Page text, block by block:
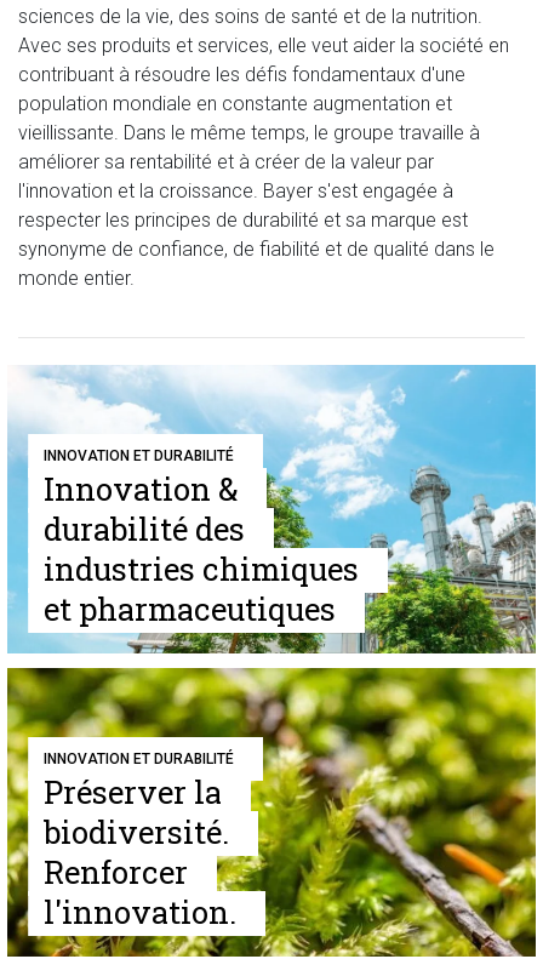
sciences de la vie, des soins de santé et de la nutrition.
Avec ses produits et services, elle veut aider la société en
contribuant à résoudre les défis fondamentaux d'une
population mondiale en constante augmentation et
vieillissante. Dans le même temps, le groupe travaille à
améliorer sa rentabilité et à créer de la valeur par
l'innovation et la croissance. Bayer s'est engagée à
respecter les principes de durabilité et sa marque est
synonyme de confiance, de fiabilité et de qualité dans le
monde entier.
INNOVATION ET DURABILITÉ
Innovation &
durabilité des
industries chimiques
et pharmaceutiques
INNOVATION ET DURABILITÉ
Préserver la
biodiversité.
Renforcer
l'innovation.